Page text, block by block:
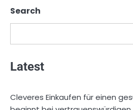
Search
Latest
Cleveres Einkaufen für einen